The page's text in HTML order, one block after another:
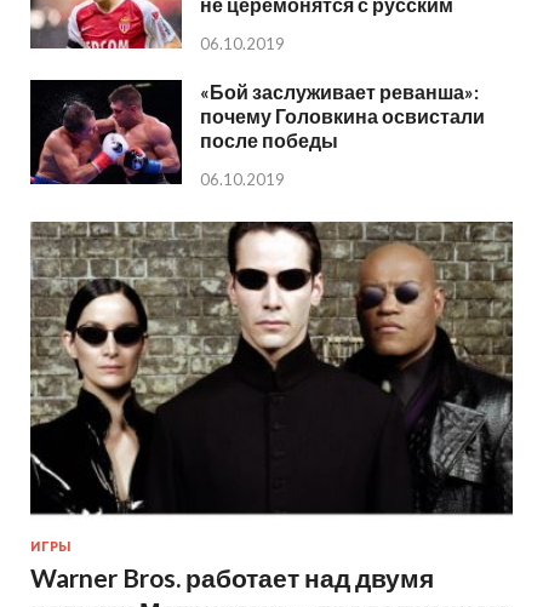
06.10.2019
«Бой заслуживает реванша»:
почему Головкина освистали
после победы
06.10.2019
ИГРЫ
Warner Bros. работает над двумя